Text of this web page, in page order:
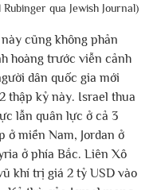
qua Jewish Journal)
cũng không phản
hoàng trước viễn cảnh
dân quốc gia mới
thập kỷ này. Israel thua
lẫn quân lực ở cả 3
ở miền Nam, Jordan ở
ở phía Bắc. Liên Xô
khí trị giá 2 tỷ USD vào